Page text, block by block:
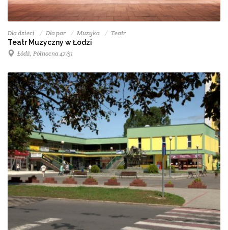
Dla dzieci Dla par Muzyka Teatr
Teatr Muzyczny w Łodzi
Łódź, Północna 47/51